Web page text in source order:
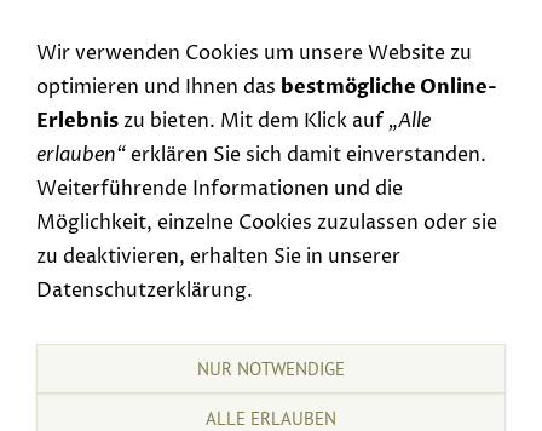
Wir verwenden Cookies um unsere Website zu
optimieren und Ihnen das bestmögliche Online-
Erlebniszu bieten. Mit dem Klick auf „Alle
erlauben“erklären Sie sich damit einverstanden.
Weiterführende Informationen und die
Möglichkeit, einzelne Cookies zuzulassen oder sie
zu deaktivieren, erhalten Sie in unserer
Datenschutzerklärung.
NUR NOTWENDIGE
ALLE ERLAUBEN